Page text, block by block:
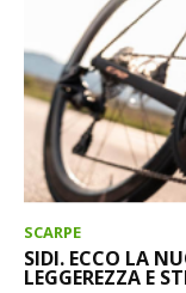
SCARPE
SIDI. ECCO LA
LEGGEREZZA E